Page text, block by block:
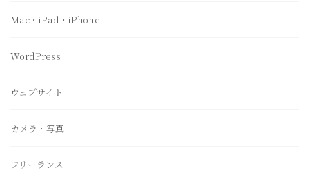
Mac・iPad・iPhone
WordPress
ウェブサイト
カメラ・写真
フリーランス